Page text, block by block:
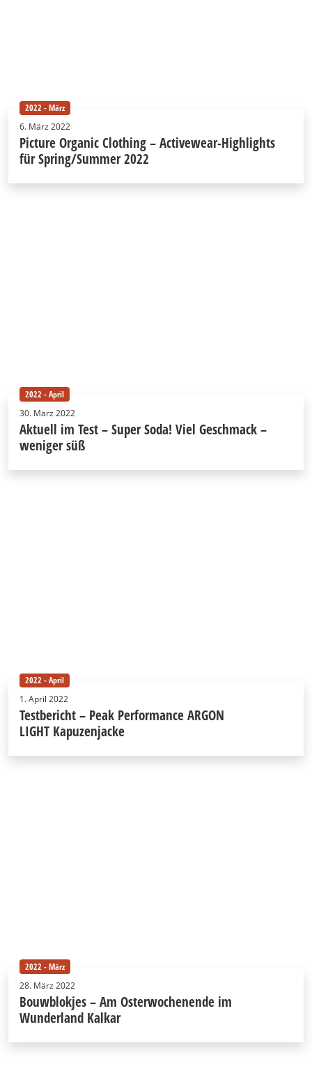
2022 - März
6. März 2022
Picture Organic Clothing – Activewear-Highlights
für Spring/Summer 2022
2022 - April
30. März 2022
Aktuell im Test – Super Soda! Viel Geschmack –
weniger süß
2022 - April
1. April 2022
Testbericht – Peak Performance ARGON
LIGHT Kapuzenjacke
2022 - März
28. März 2022
Bouwblokjes – Am Osterwochenende im
Wunderland Kalkar